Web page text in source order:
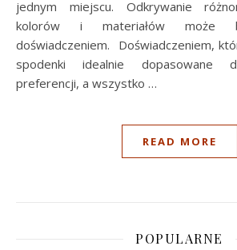
jednym miejscu. Odkrywanie
kolorów i materiałów może
doświadczeniem. Doświadczeniem,
spodenki idealnie dopasowane
preferencji, a wszystko …
READ MORE
POPULARNE